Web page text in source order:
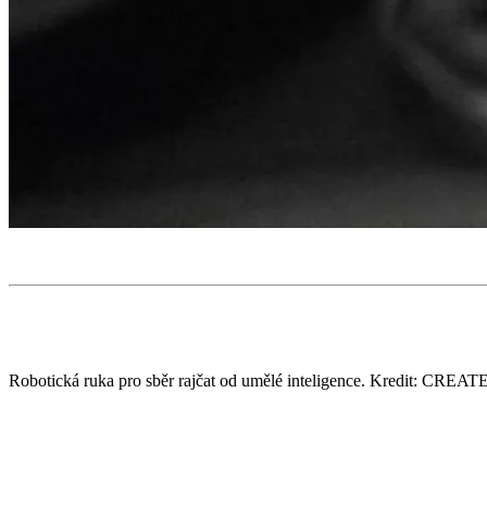
Robotická ruka pro sběr rajčat od umělé inteligence. Kredit: